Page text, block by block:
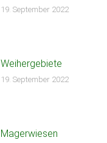
19. September 2022
Weihergebiete
19. September 2022
Magerwiesen